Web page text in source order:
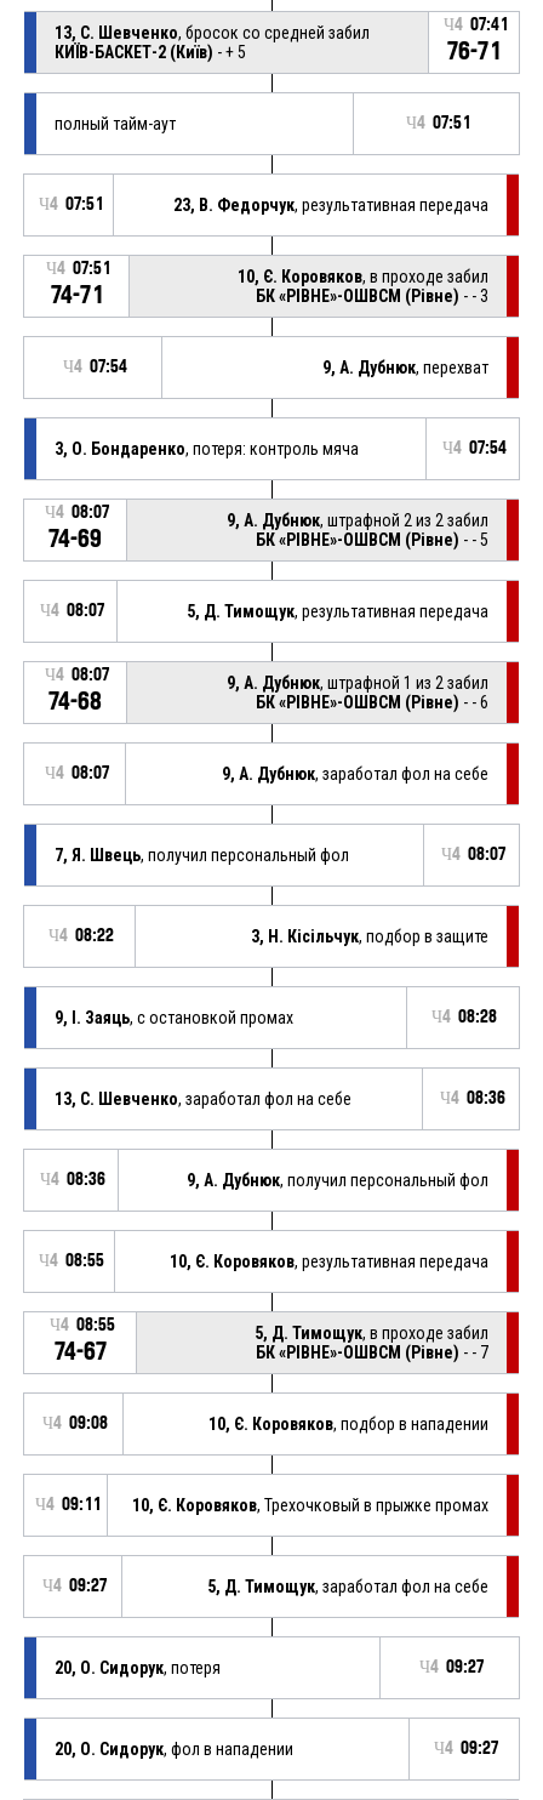
13, С. Шевченко, бросок со средней забил
КИЇВ-БАСКЕТ-2 (Київ) - + 5
Ч4 07:41
76-71
полный тайм-аут Ч4 07:51
Ч4 07:51 23, В. Федорчук, результативная передача
Ч4 07:51
74-71
10, Є. Коровяков, в проходе забил
БК «РІВНЕ»-ОШВСМ (Рівне) - - 3
Ч4 07:54 9, А. Дубнюк, перехват
3, О. Бондаренко, потеря: контроль мяча Ч4 07:54
Ч4 08:07
74-69
9, А. Дубнюк, штрафной 2 из 2 забил
БК «РІВНЕ»-ОШВСМ (Рівне) - - 5
Ч4 08:07 5, Д. Тимощук, результативная передача
Ч4 08:07
74-68
9, А. Дубнюк, штрафной 1 из 2 забил
БК «РІВНЕ»-ОШВСМ (Рівне) - - 6
Ч4 08:07 9, А. Дубнюк, заработал фол на себе
7, Я. Швець, получил персональный фол Ч4 08:07
Ч4 08:22 3, Н. Кісільчук, подбор в защите
9, І. Заяць, с остановкой промах Ч4 08:28
13, С. Шевченко, заработал фол на себе Ч4 08:36
Ч4 08:36 9, А. Дубнюк, получил персональный фол
Ч4 08:55 10, Є. Коровяков, результативная передача
Ч4 08:55
74-67
5, Д. Тимощук, в проходе забил
БК «РІВНЕ»-ОШВСМ (Рівне) - - 7
Ч4 09:08 10, Є. Коровяков, подбор в нападении
Ч4 09:11 10, Є. Коровяков, Трехочковый в прыжке промах
Ч4 09:27 5, Д. Тимощук, заработал фол на себе
20, О. Сидорук, потеря Ч4 09:27
20, О. Сидорук, фол в нападении Ч4 09:27